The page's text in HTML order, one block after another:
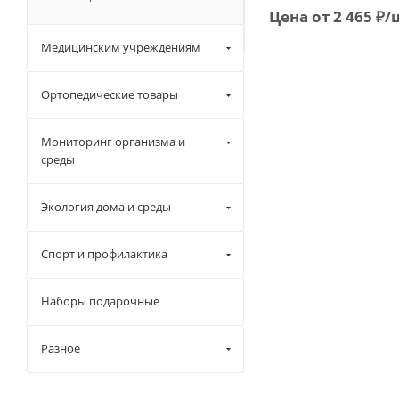
Цена от2 465 ₽/
Медицинским учреждениям
Ортопедические товары
Мониторинг организма и
среды
Экология дома и среды
Спорт и профилактика
Наборы подарочные
Разное